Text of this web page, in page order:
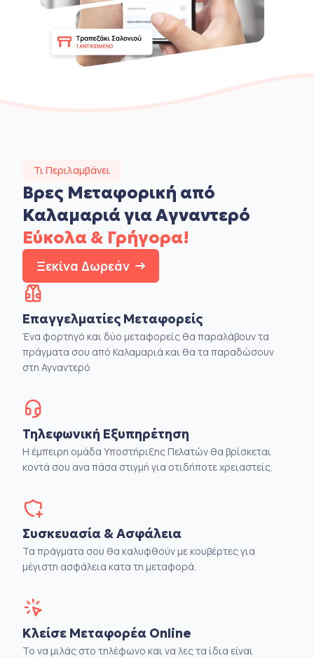
Τι Περιλαμβάνει
Βρες Μεταφορική από
Καλαμαριά για Αγναντερό
Εύκολα & Γρήγορα!
Ξεκίνα Δωρεάν
Επαγγελματίες Μεταφορείς
Ένα φορτηγό και δύο μεταφορείς θα παραλάβουν τα
πράγματα σου από Καλαμαριά και θα τα παραδώσουν
στη Αγναντερό
Τηλεφωνική Εξυπηρέτηση
Η έμπειρη ομάδα Υποστήριξης Πελατών θα βρίσκεται
κοντά σου ανα πάσα στιγμή για οτιδήποτε χρειαστείς.
Συσκευασία & Ασφάλεια
Τα πράγματα σου θα καλυφθούν με κουβέρτες για
μέγιστη ασφάλεια κατα τη μεταφορά.
Κλείσε Μεταφορέα Online
Το να μιλάς στο τηλέφωνο και να λες τα ίδια είναι